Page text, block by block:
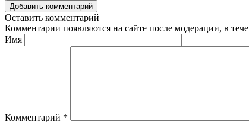
Добавить комментарий
Оставить комментарий
Комментарии появляются на сайте после модерации, в
Имя
Комментарий *